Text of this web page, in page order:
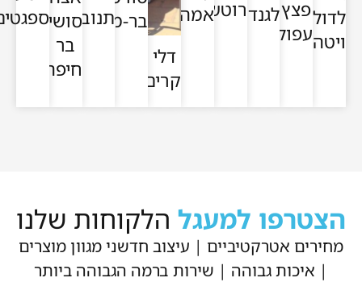
לדולצה
ויטה
פצץ
עפולה
לגנדהרוטשילד
אמה
דלי
קרים
בר-מסעדה
תנובות
סושי
בר
חיפה
ספגטים
הצטרפו למעגלהלקוחות שלנו
מחירים אטרקטיביים | עיצוב חדשני מגוון מוצרים
| איכות גבוהה | שירות ברמה הגבוהה ביותר